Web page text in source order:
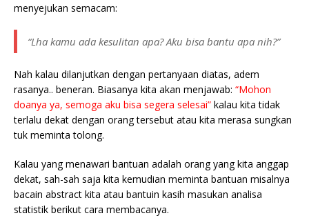
menyejukan semacam:
“Lha kamu ada kesulitan apa? Aku bisa bantu apa nih?”
Nah kalau dilanjutkan dengan pertanyaan diatas, adem
rasanya.. beneran. Biasanya kita akan menjawab: “Mohon
doanya ya, semoga aku bisa segera selesai” kalau kita tidak
terlalu dekat dengan orang tersebut atau kita merasa sungkan
tuk meminta tolong.
Kalau yang menawari bantuan adalah orang yang kita anggap
dekat, sah-sah saja kita kemudian meminta bantuan misalnya
bacain abstract kita atau bantuin kasih masukan analisa
statistik berikut cara membacanya.